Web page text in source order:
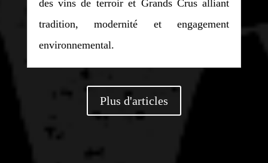
des vins de terroir et Grands Crus alliant
tradition, modernité et engagement
environnemental.
Plus d'articles